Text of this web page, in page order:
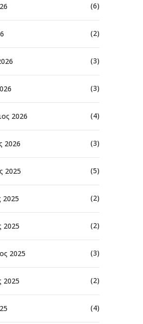
(6)
(2)
(3)
(3)
2026 (4)
2026 (3)
2025 (5)
2025 (2)
2025 (2)
2025 (3)
2025 (2)
(4)